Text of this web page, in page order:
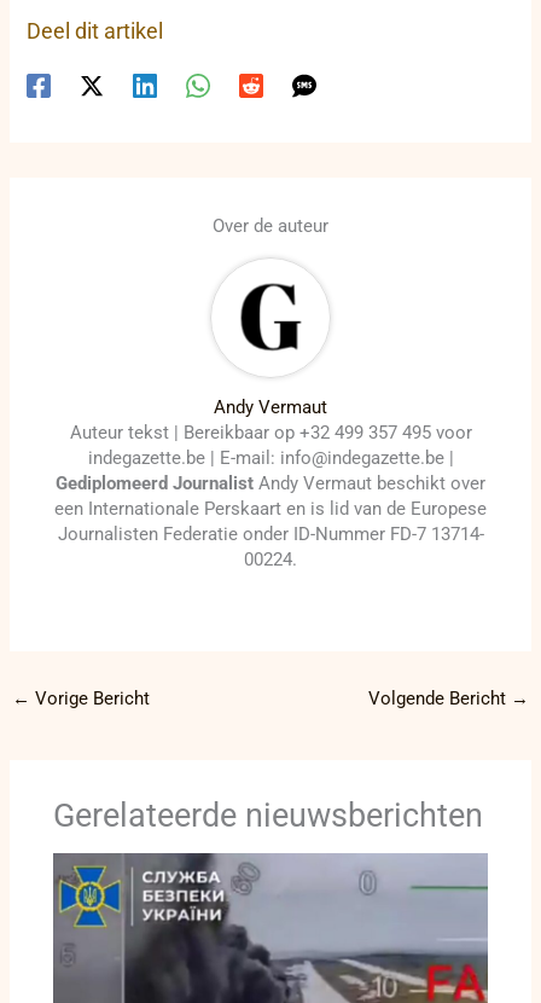
Deel dit artikel
Over de auteur
Andy Vermaut
Auteur tekst | Bereikbaar op +32 499 357 495 voor
indegazette.be | E-mail: info@indegazette.be |
Gediplomeerd Journalist Andy Vermaut beschikt over
een Internationale Perskaart en is lid van de Europese
Journalisten Federatie onder ID-Nummer FD-7 13714-
00224.
← Vorige Bericht Volgende Bericht →
Gerelateerde nieuwsberichten